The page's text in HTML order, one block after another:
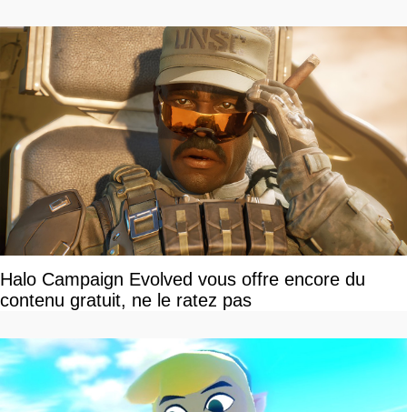
Halo Campaign Evolved vous offre encore du
contenu gratuit, ne le ratez pas